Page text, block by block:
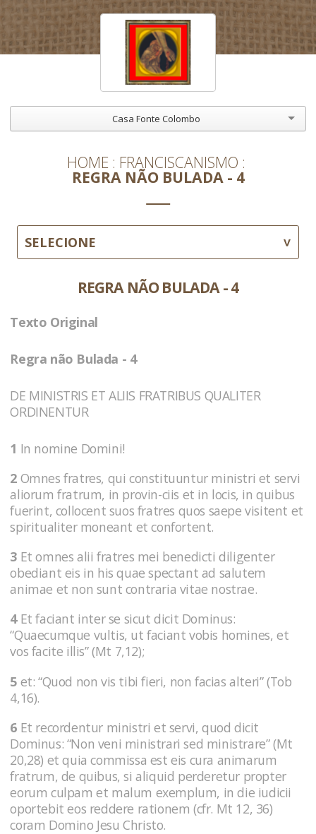
Casa Fonte Colombo
HOME FRANCISCANISMO
REGRA NÃO BULADA - 4
SELECIONE
REGRA NÃO BULADA - 4
Texto Original
Regra não Bulada - 4
DE MINISTRIS ET ALIIS FRATRIBUS QUALITER
ORDINENTUR
1 In nomine Domini!
2 Omnes fratres, qui constituuntur ministri et servi
aliorum fratrum, in provin-ciis et in locis, in quibus
fuerint, collocent suos fratres quos saepe visitent et
spiritualiter moneant et confortent.
3 Et omnes alii fratres mei benedicti diligenter
obediant eis in his quae spectant ad salutem
animae et non sunt contraria vitae nostrae.
4Et faciant inter se sicut dicit Dominus:
“Quaecumque vultis, ut faciant vobis homines, et
vos facite illis” (Mt 7,12);
5 et: “Quod non vis tibi fieri, non facias alteri” (Tob
4,16).
6 Et recordentur ministri et servi, quod dicit
Dominus: “Non veni ministrari sed ministrare” (Mt
20,28) et quia commissa est eis cura animarum
fratrum, de quibus, si aliquid perderetur propter
eorum culpam et malum exemplum, in die iudicii
oportebit eos reddere rationem (cfr. Mt 12, 36)
coram Domino Jesu Christo.